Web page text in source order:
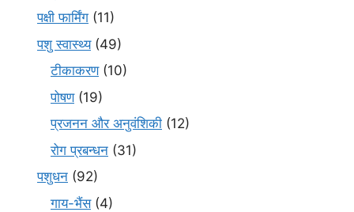
पक्षी फार्मिंग (11)
पशु स्वास्थ्य(49)
टीकाकरण(10)
पोषण(19)
प्रजनन और अनुवंशिकी (12)
रोग प्रबन्धन (31)
पशुधन (92)
गाय-भैंस(4)